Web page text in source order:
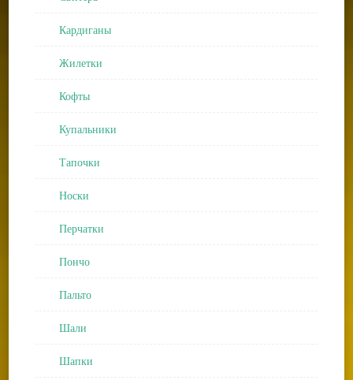
Кардиганы
Жилетки
Кофты
Купальники
Тапочки
Носки
Перчатки
Пончо
Пальто
Шали
Шапки